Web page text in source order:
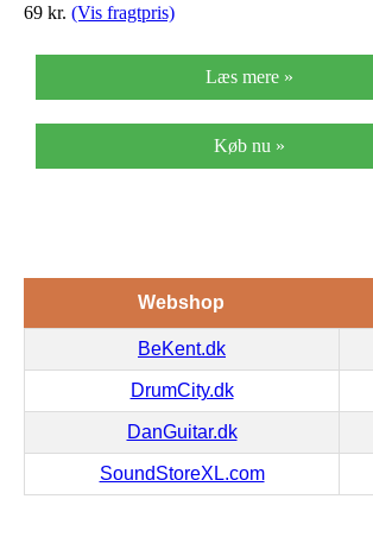
kabel
69 kr. (Vis fragtpris)
Læs mere »
Køb nu »
Webshop
BeKent.dk
DrumCity.dk
DanGuitar.dk
SoundStoreXL.com